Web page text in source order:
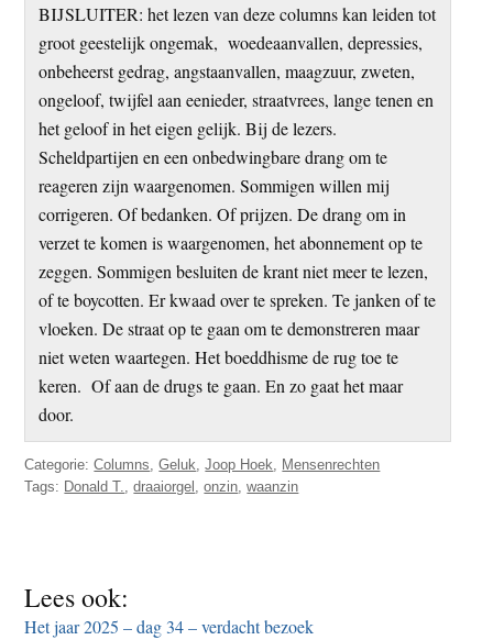
BIJSLUITER: het lezen van deze columns kan leiden tot
groot geestelijk ongemak, woedeaanvallen, depressies,
onbeheerst gedrag, angstaanvallen, maagzuur, zweten,
ongeloof, twijfel aan eenieder, straatvrees, lange tenen en
het geloof in het eigen gelijk. Bij de lezers.
Scheldpartijen en een onbedwingbare drang om te
reageren zijn waargenomen. Sommigen willen mij
corrigeren. Of bedanken. Of prijzen. De drang om in
verzet te komen is waargenomen, het abonnement op te
zeggen. Sommigen besluiten de krant niet meer te lezen,
of te boycotten. Er kwaad over te spreken. Te janken of te
vloeken. De straat op te gaan om te demonstreren maar
niet weten waartegen. Het boeddhisme de rug toe te
keren. Of aan de drugs te gaan. En zo gaat het maar
door.
Categorie:Columns,Geluk,Joop Hoek, Mensenrechten
Tags: Donald T.,draaiorgel ,onzin,waanzin
Lees ook:
Het jaar 2025 – dag 34 – verdacht bezoek